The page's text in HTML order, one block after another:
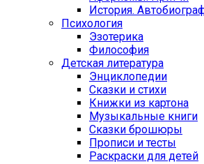
История.
Психология
Эзотерика
Философия
Детская литература
Энциклопедии
Сказки и стихи
Книжки из картона
Музыкальные книги
Сказки брошюры
Прописи и тесты
Раскраски для детей